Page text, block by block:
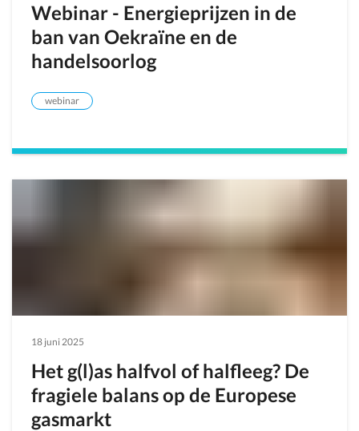
Webinar - Energieprijzen in de
ban van Oekraïne en de
handelsoorlog
webinar
18 juni 2025
Het g(l)as halfvol of halfleeg? De
fragiele balans op de Europese
gasmarkt